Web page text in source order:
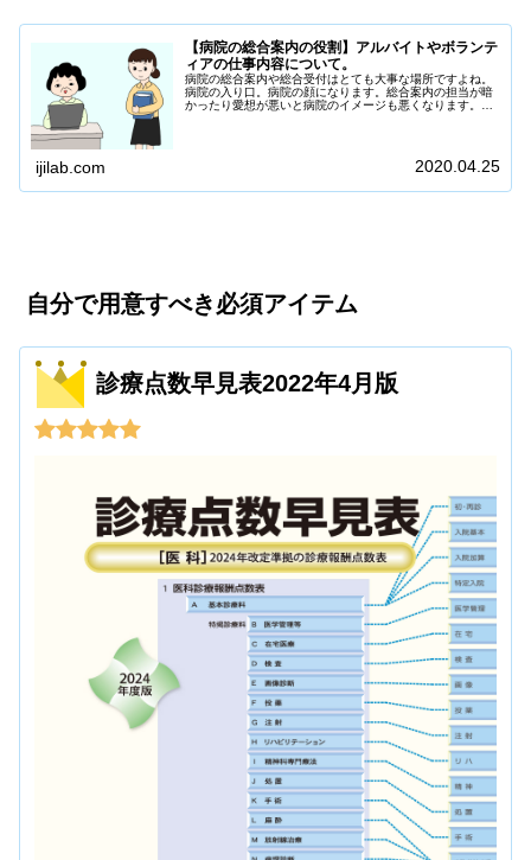
【病院の総合案内の役割】アルバイトやボランテ
ィアの仕事内容について。
病院の総合案内や総合受付はとても大事な場所ですよね。
病院の入り口。病院の顔になります。総合案内の担当が暗
かったり愛想が悪いと病院のイメージも悪くなります。患
ijilab.com 2020.04.25
自分で用意すべき必須アイテム
診療点数早見表2022年4月版